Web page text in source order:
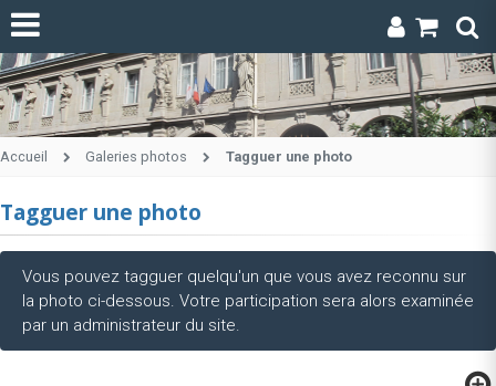
Accueil Galeries photos Tagguer une photo
Tagguer une photo
Vous pouvez tagguer quelqu'un que vous avez reconnu sur
la photo ci-dessous. Votre participation sera alors examinée
par un administrateur du site.